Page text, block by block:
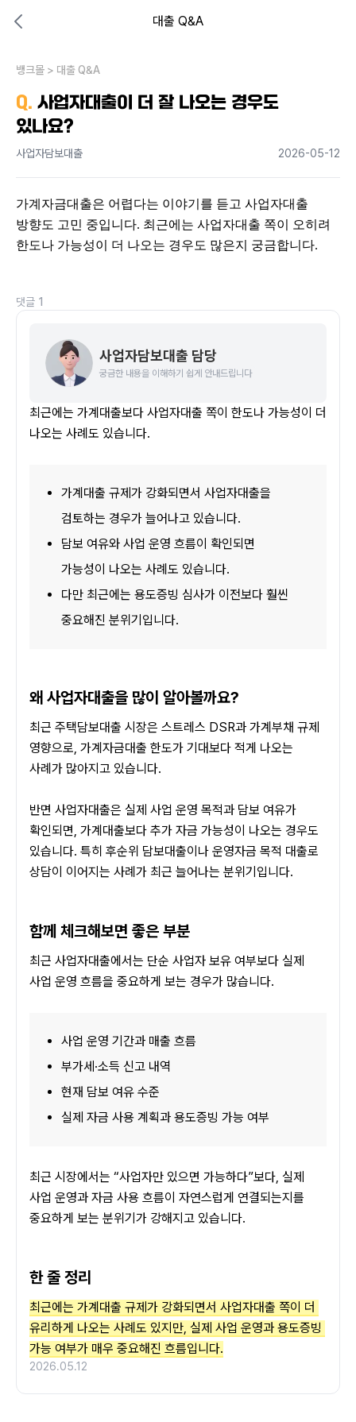
대출 Q&A
내 상황엔 어떤 방법이 있을까?
뱅크몰 > 대출 Q&A
Q. 사업자대출이 더 잘 나오는 경우도
있나요?
사업자담보대출 2026-05-12
가계자금대출은 어렵다는 이야기를 듣고 사업자대출
방향도 고민 중입니다. 최근에는 사업자대출 쪽이 오히려
한도나 가능성이 더 나오는 경우도 많은지 궁금합니다.
댓글 1
사업자담보대출 담당
궁금한 내용을 이해하기 쉽게 안내드립니다
최근에는 가계대출보다 사업자대출 쪽이 한도나 가능성이 더
나오는 사례도 있습니다.
가계대출 규제가 강화되면서 사업자대출을
검토하는 경우가 늘어나고 있습니다.
담보 여유와 사업 운영 흐름이 확인되면
가능성이 나오는 사례도 있습니다.
다만 최근에는 용도증빙 심사가 이전보다 훨씬
중요해진 분위기입니다.
왜 사업자대출을 많이 알아볼까요?
최근 주택담보대출 시장은 스트레스 DSR과 가계부채 규제
영향으로, 가계자금대출 한도가 기대보다 적게 나오는
사례가 많아지고 있습니다.
반면 사업자대출은 실제 사업 운영 목적과 담보 여유가
확인되면, 가계대출보다 추가 자금 가능성이 나오는 경우도
있습니다. 특히 후순위 담보대출이나 운영자금 목적 대출로
상담이 이어지는 사례가 최근 늘어나는 분위기입니다.
함께 체크해보면 좋은 부분
최근 사업자대출에서는 단순 사업자 보유 여부보다 실제
사업 운영 흐름을 중요하게 보는 경우가 많습니다.
사업 운영 기간과 매출 흐름
부가세·소득 신고 내역
현재 담보 여유 수준
실제 자금 사용 계획과 용도증빙 가능 여부
최근 시장에서는 “사업자만 있으면 가능하다”보다, 실제
사업 운영과 자금 사용 흐름이 자연스럽게 연결되는지를
중요하게 보는 분위기가 강해지고 있습니다.
한 줄 정리
최근에는 가계대출 규제가 강화되면서 사업자대출 쪽이 더
유리하게 나오는 사례도 있지만, 실제 사업 운영과 용도증빙
가능 여부가 매우 중요해진 흐름입니다.
2026.05.12